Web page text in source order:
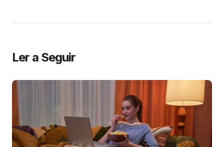
Ler a Seguir